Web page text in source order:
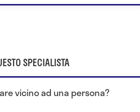
SPECIALISTA
vicino ad una persona?